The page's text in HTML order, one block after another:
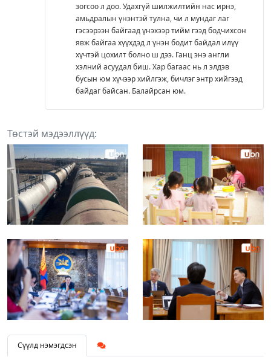
зогсоо л доо. Удахгүй шилжилтийн нас ирнэ,
амьдралын үнэнтэй тулна, чи л мундаг лаг
гэсээрээн байгаад үнэхээр тийм гээд бодчихсон
явж байгаа хүүхдэд л үнэн бодит байдал илүү
хүчтэй цохилт болно ш дээ. Ганц энэ англи
хэлний асуудал биш. Хар багаас нь л элдэв
бусын юм хүчээр хийлгэж, бичлэг энтр хийгээд
байдаг байсан. Балайрсан юм.
Төстэй мэдээллүүд:
Сүүлд нэмэгдсэн